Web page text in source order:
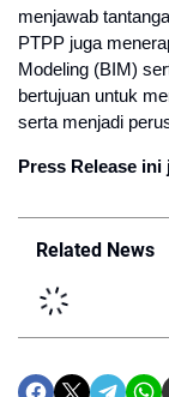
menjawab
PTPP juga
Modeling (BIM)
bertujuan untuk
serta menjadi
Press Release
Related News